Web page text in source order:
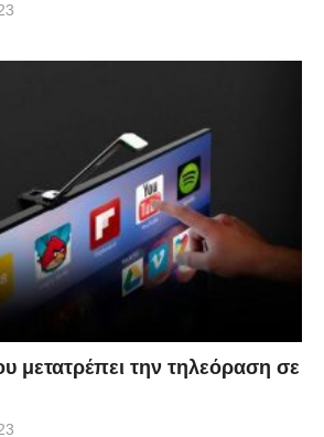
μετατρέπει την τηλεόραση σε